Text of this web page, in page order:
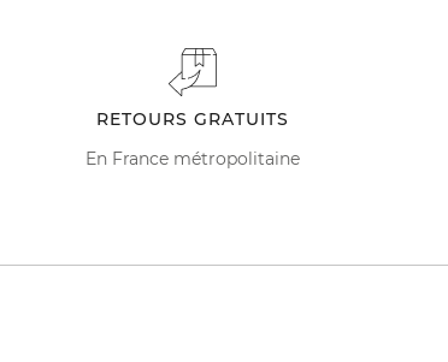
RETOURS GRATUITS
En France métropolitaine